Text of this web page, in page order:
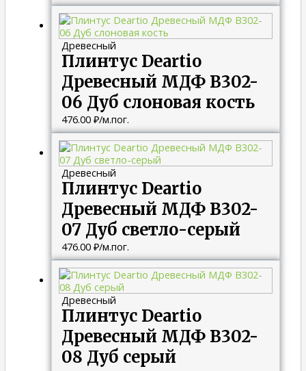
Древесный
Плинтус Deartio
Древесный МДФ B302-
06 Дуб слоновая кость
476.00 ₽/м.пог.
Древесный
Плинтус Deartio
Древесный МДФ B302-
07 Дуб светло-серый
476.00 ₽/м.пог.
Древесный
Плинтус Deartio
Древесный МДФ B302-
08 Дуб серый